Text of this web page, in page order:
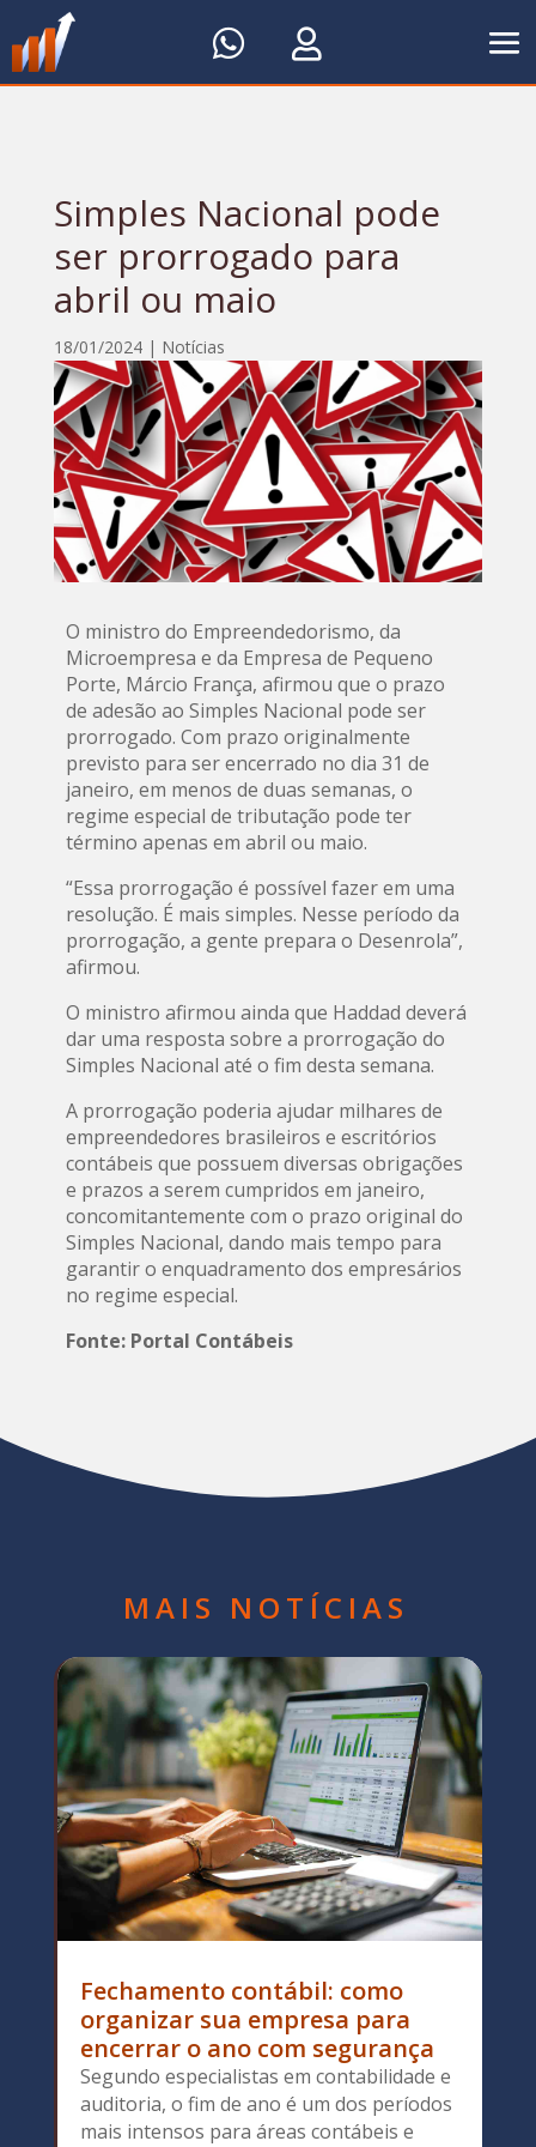
 
Simples Nacional pode
ser prorrogado para
abril ou maio
18/01/2024| Notícias
O ministro do Empreendedorismo, da
Microempresa e da Empresa de Pequeno
Porte, Márcio França, afirmou que o prazo
de adesão ao Simples Nacional pode ser
prorrogado. Com prazo originalmente
previsto para ser encerrado no dia 31 de
janeiro, em menos de duas semanas, o
regime especial de tributação pode ter
término apenas em abril ou maio.
“Essa prorrogação é possível fazer em uma
resolução. É mais simples. Nesse período da
prorrogação, a gente prepara o Desenrola”,
afirmou.
O ministro afirmou ainda que Haddad deverá
dar uma resposta sobre a prorrogação do
Simples Nacional até o fim desta semana.
A prorrogação poderia ajudar milhares de
empreendedores brasileiros e escritórios
contábeis que possuem diversas obrigações
e prazos a serem cumpridos em janeiro,
concomitantemente com o prazo original do
Simples Nacional, dando mais tempo para
garantir o enquadramento dos empresários
no regime especial.
Fonte: Portal Contábeis
MAIS NOTÍCIAS
Fechamento contábil: como
organizar sua empresa para
encerrar o ano com segurança
Segundo especialistas em contabilidade e
auditoria, o fim de ano é um dos períodos
mais intensos para áreas contábeis e